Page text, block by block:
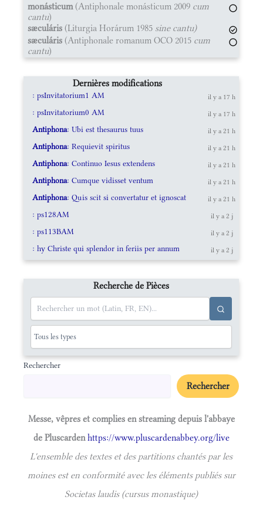
monásticum(Antiphonale monásticum 2009 cum
cantu)
sæculáris (Liturgia Horárum 1985 sine cantu)
sæculáris (Antiphonale romanum OCO 2015 cum
cantu)
Dernières modifications
: psInvitatorium1 AM il y a 17 h
: psInvitatorium0 AM il y a 17 h
Antiphona: Ubi est thesaurus tuus il y a 21 h
Antiphona: Requievit spiritus il y a 21 h
Antiphona: Continuo Iesus extendens il y a 21 h
Antiphona: Cumque vidisset ventum il y a 21 h
Antiphona: Quis scit si convertatur et ignoscat il y a 21 h
: ps128AM il y a 2 j
: ps113BAM il y a 2 j
: hy Christe qui splendor in feriis per annum il y a 2 j
Recherche de Pièces
Rechercher
Rechercher
Messe, vêpres et complies en streaming depuis l'abbaye
de Pluscardenhttps://www.pluscardenabbey.org/live
L'ensemble des textes et des partitions chantés par les
moines est en conformité avec les éléments publiés sur
Societas laudis (cursus monastique)